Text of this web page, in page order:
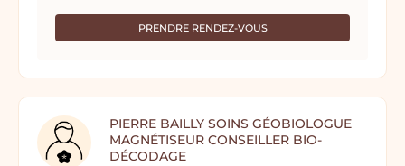
PRENDRE RENDEZ-VOUS
PIERRE BAILLY SOINS GÉOBIOLOGUE
MAGNÉTISEUR CONSEILLER BIO-
DÉCODAGE